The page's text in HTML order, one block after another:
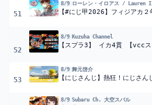
51
8/9
52
8/9 Kuzuha Channel
53
8/9 舞元啓介
8/9 Subaru Ch. 大空スバル